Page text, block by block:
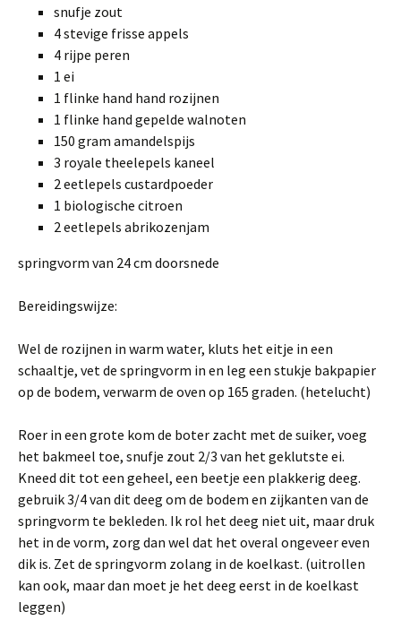
snufje zout
4 stevige frisse appels
4 rijpe peren
1 ei
1 flinke hand hand rozijnen
1 flinke hand gepelde walnoten
150 gram amandelspijs
3 royale theelepels kaneel
2 eetlepels custardpoeder
1 biologische citroen
2 eetlepels abrikozenjam
springvorm van 24 cm doorsnede
Bereidingswijze:
Wel de rozijnen in warm water, kluts het eitje in een
schaaltje, vet de springvorm in en leg een stukje bakpapier
op de bodem, verwarm de oven op 165 graden. (hetelucht)
Roer in een grote kom de boter zacht met de suiker, voeg
het bakmeel toe, snufje zout 2/3 van het geklutste ei.
Kneed dit tot een geheel, een beetje een plakkerig deeg.
gebruik 3/4 van dit deeg om de bodem en zijkanten van de
springvorm te bekleden. Ik rol het deeg niet uit, maar druk
het in de vorm, zorg dan wel dat het overal ongeveer even
dik is. Zet de springvorm zolang in de koelkast. (uitrollen
kan ook, maar dan moet je het deeg eerst in de koelkast
leggen)